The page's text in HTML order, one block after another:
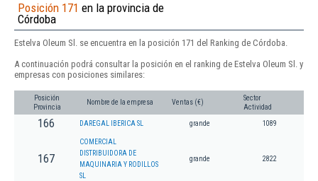
Posición 171 en la provincia de
Córdoba
Estelva Oleum Sl. se encuentra en la posición 171 del Ranking de Córdoba.
A continuación podrá consultar la posición en el ranking de Estelva Oleum Sl. y
empresas con posiciones similares:
Posición
Provincia
Nombre de la empresa Ventas (€)
Sector
Actividad
166 DAREGAL IBERICA SL grande 1089
167
COMERCIAL
DISTRIBUIDORA DE
MAQUINARIA Y RODILLOS
SL
grande 2822